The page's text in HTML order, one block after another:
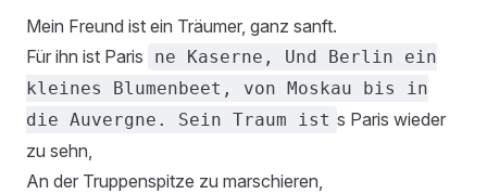
Mein Freund ist ein Träumer, ganz sanft.
Für ihn ist Paris
ne Kaserne, Und Berlin ein
kleines Blumenbeet, von Moskau bis in
die Auvergne. Sein Traum ist s Paris wieder
zu sehn,
An der Truppenspitze zu marschieren,